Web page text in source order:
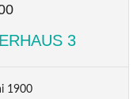
3
1900